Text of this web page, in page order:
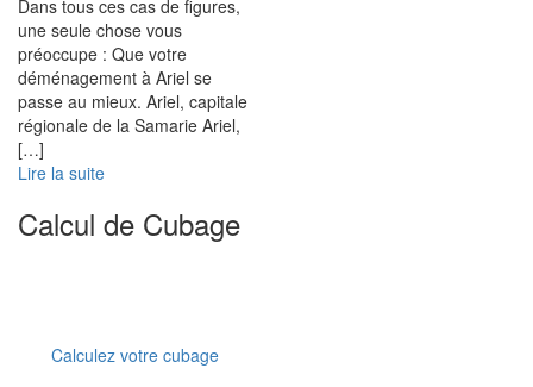
Dans tous ces cas de figures,
une seule chose vous
préoccupe : Que votre
déménagement à Ariel se
passe au mieux. Ariel, capitale
régionale de la Samarie Ariel,
[…]
Lire la suite
Calcul de Cubage
Calculez votre cubage